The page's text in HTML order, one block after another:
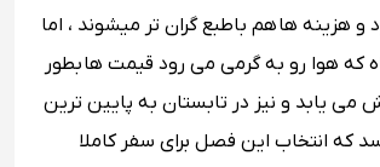
ها هم باطبع گران تر میشوند ، اما
که هوا رو به گرمی می رود قیمت ها بطور
می یابد و نیز در تابستان به پایین ترین
که انتخاب این فصل برای سفر کاملا